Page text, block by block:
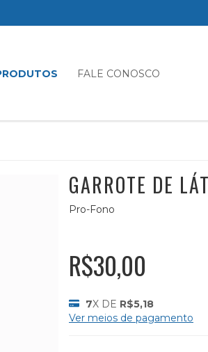
FALE CONOSCO
GARROTE DE
Pro-Fono
R$30,00
7X DE R$5,18
Ver meios de pagamento